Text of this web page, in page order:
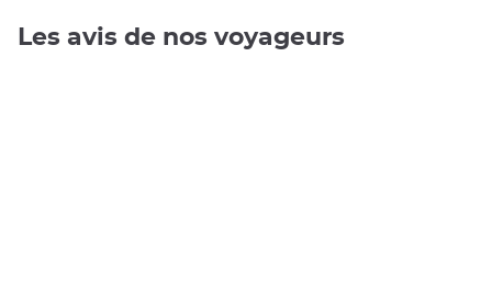
Les avis de nos voyageurs